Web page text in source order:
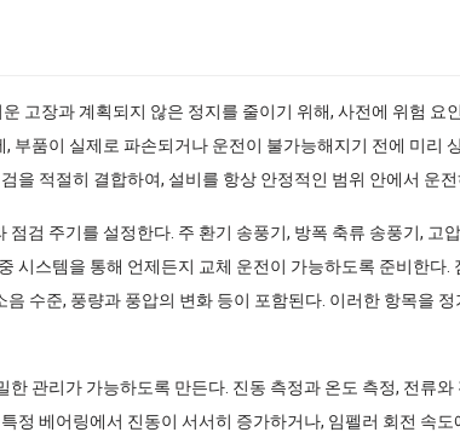
고장과 계획되지 않은 정지를 줄이기 위해, 사전에 위험 요
부품이 실제로 파손되거나 운전이 불가능해지기 전에 미리
을 적절히 결합하여, 설비를 항상 안정적인 범위 안에서 운전
검 주기를 설정한다. 주 환기 송풍기, 방폭 축류 송풍기,
시스템을 통해 언제든지 교체 운전이 가능하도록 준비한다
수준, 풍량과 풍압의 변화 등이 포함된다. 이러한 항목을
관리가 가능하도록 만든다. 진동 측정과 온도 측정, 전류
정 베어링에서 진동이 서서히 증가하거나, 임펠러 회전 속